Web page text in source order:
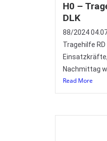
H0 –
DLK
88/2024
Tragehilfe RD
Nachmittag
Read More